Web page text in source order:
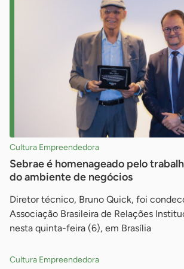
Cultura Empreendedora
Sebrae é homenageado pelo
do ambiente de negócios
Diretor técnico, Bruno Quick, foi
Associação Brasileira de Relações
nesta quinta-feira (6), em Brasília
Cultura Empreendedora